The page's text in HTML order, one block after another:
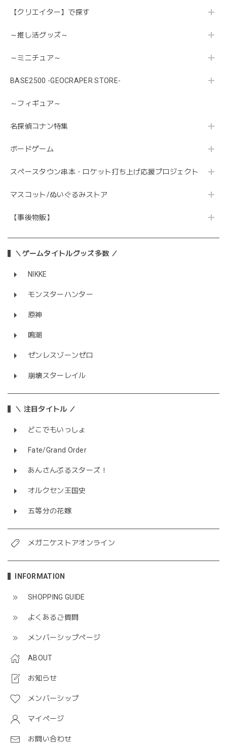
【クリエイター】で探す
～推し活グッズ～
～ミニチュア～
BASE2500 -GEOCRAPER STORE-
～フィギュア～
名探偵コナン特集
ボードゲーム
スペースタウン串本・ロケット打ち上げ応援プロジェクト
マスコット/ぬいぐるみストア
【事後物販】
＼ゲームタイトルグッズ多数 ／
NIKKE
モンスターハンター
原神
鳴潮
ゼンレスゾーンゼロ
崩壊スターレイル
＼ 注目タイトル ／
どこでもいっしょ
Fate/Grand Order
あんさんぶるスターズ！
オルクセン王国史
五等分の花嫁
メガニケストアオンライン
INFORMATION
SHOPPING GUIDE
よくあるご質問
メンバーシップページ
ABOUT
お知らせ
メンバーシップ
マイページ
お問い合わせ